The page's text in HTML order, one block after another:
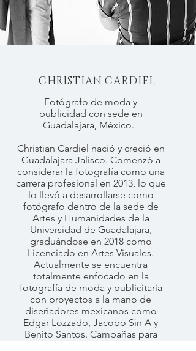
CHRISTIAN CARDIEL
Fotógrafo de moda y
publicidad con sede en
Guadalajara, México.
Christian Cardiel nació y creció en
Guadalajara Jalisco. Comenzó a
considerar la fotografía como una
carrera profesional en 2013, lo que
lo llevó a desarrollarse como
fotógrafo dentro de la sede de
Artes y Humanidades de la
Universidad de Guadalajara,
graduándose en 2018 como
Licenciado en Artes Visuales.
Actualmente se encuentra
totalmente enfocado en la
fotografía de moda y publicitaria
con proyectos a la mano de
diseñadores mexicanos como
Edgar Lozzado, Jacobo Sin A y
Benito Santos. Campañas para